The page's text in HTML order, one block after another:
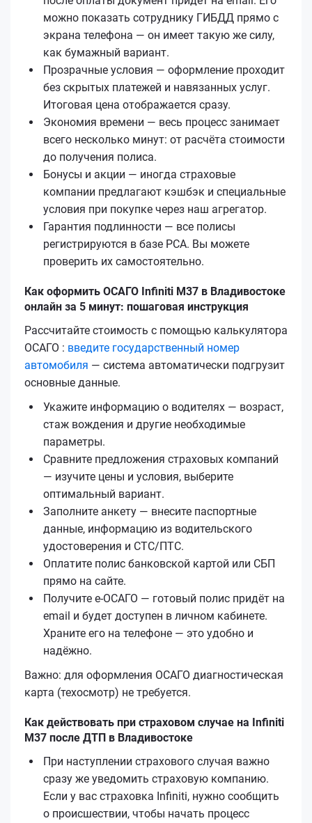
можно показать сотруднику ГИБДД прямо с
экрана телефона — он имеет такую же силу,
как бумажный вариант.
Прозрачные условия — оформление проходит
без скрытых платежей и навязанных услуг.
Итоговая цена отображается сразу.
Экономия времени — весь процесс занимает
всего несколько минут: от расчёта стоимости
до получения полиса.
Бонусы и акции — иногда страховые
компании предлагают кэшбэк и специальные
условия при покупке через наш агрегатор.
Гарантия подлинности — все полисы
регистрируются в базе РСА. Вы можете
проверить их самостоятельно.
Как оформить ОСАГО Infiniti M37 в Владивостоке
онлайн за 5 минут: пошаговая инструкция
Рассчитайте стоимость с помощью калькулятора
ОСАГО : введите государственный номер
автомобиля — система автоматически подгрузит
основные данные.
Укажите информацию о водителях — возраст,
стаж вождения и другие необходимые
параметры.
Сравните предложения страховых компаний
— изучите цены и условия, выберите
оптимальный вариант.
Заполните анкету — внесите паспортные
данные, информацию из водительского
удостоверения и СТС/ПТС.
Оплатите полис банковской картой или СБП
прямо на сайте.
Получите е‑ОСАГО — готовый полис придёт на
email и будет доступен в личном кабинете.
Храните его на телефоне — это удобно и
надёжно.
Важно: для оформления ОСАГО диагностическая
карта (техосмотр) не требуется.
Как действовать при страховом случае на Infiniti
M37 после ДТП в Владивостоке
При наступлении страхового случая важно
сразу же уведомить страховую компанию.
Если у вас страховка Infiniti, нужно сообщить
о происшествии, чтобы начать процесс